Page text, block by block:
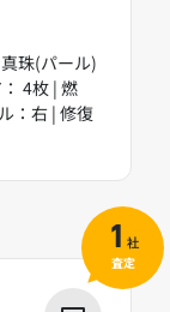
珠(パール)
4枚 | 燃
：右 | 修復
1 社
査定